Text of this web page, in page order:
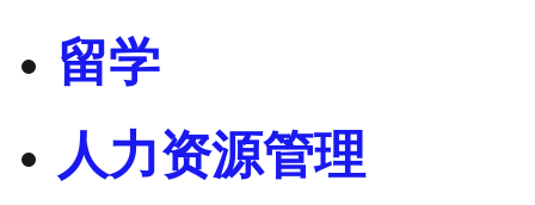
留学
人力资源管理